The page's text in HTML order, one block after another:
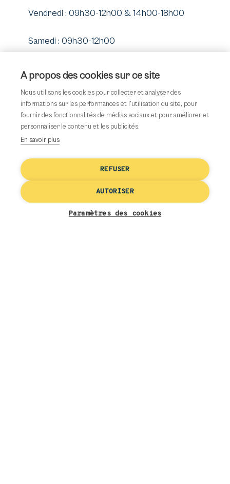
Vendredi : 09h30-12h00 & 14h00-18h00
Samedi : 09h30-12h00
Dimanche : Fermé
Facebook
Email
Services
disponibles
À propos des cookies sur ce site
Nous utilisons les cookies pour collecter et analyser des
informations sur les performances et l'utilisation du site, pour
fournir des fonctionnalités de médias sociaux et pour améliorer et
personnaliser le contenu et les publicités.
En savoir plus
REFUSER
AUTORISER
Paramètres des cookies